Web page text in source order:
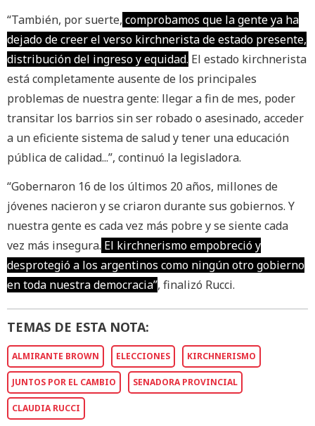
“También, por suerte, comprobamos que la gente ya ha
dejado de creer el verso kirchnerista de estado presente,
distribución del ingreso y equidad. El estado kirchnerista
está completamente ausente de los principales
problemas de nuestra gente: llegar a fin de mes, poder
transitar los barrios sin ser robado o asesinado, acceder
a un eficiente sistema de salud y tener una educación
pública de calidad...”, continuó la legisladora.
“Gobernaron 16 de los últimos 20 años, millones de
jóvenes nacieron y se criaron durante sus gobiernos. Y
nuestra gente es cada vez más pobre y se siente cada
vez más insegura. El kirchnerismo empobreció y
desprotegió a los argentinos como ningún otro gobierno
en toda nuestra democracia”, finalizó Rucci.
TEMAS DE ESTA NOTA:
ALMIRANTE BROWN ELECCIONES KIRCHNERISMO
JUNTOS POR EL CAMBIO SENADORA PROVINCIAL
CLAUDIA RUCCI